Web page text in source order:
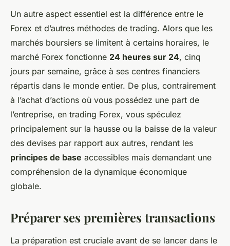
Un autre aspect essentiel est la différence entre le
Forex et d’autres méthodes de trading. Alors que les
marchés boursiers se limitent à certains horaires, le
marché Forex fonctionne 24 heures sur 24, cinq
jours par semaine, grâce à ses centres financiers
répartis dans le monde entier. De plus, contrairement
à l’achat d’actions où vous possédez une part de
l’entreprise, en trading Forex, vous spéculez
principalement sur la hausse ou la baisse de la valeur
des devises par rapport aux autres, rendant les
principes de base accessibles mais demandant une
compréhension de la dynamique économique
globale.
Préparer ses premières transactions
La préparation est cruciale avant de se lancer dans le